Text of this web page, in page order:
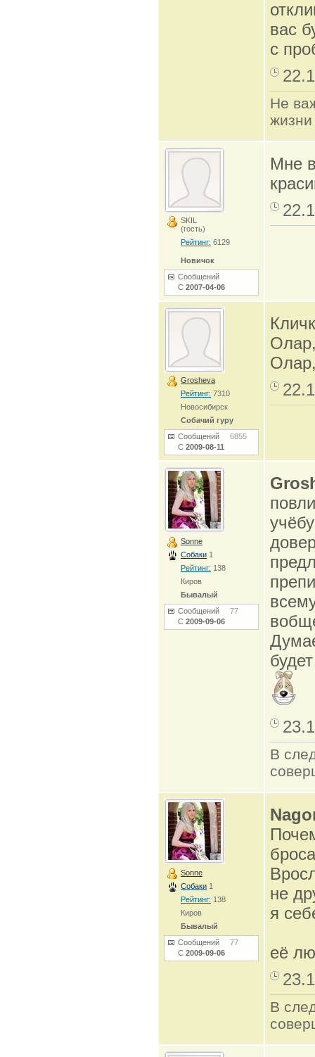
вас
с
Не
жизни
SKIL
(гость)
Рейтинг: 6129
Новичок
Сообщений
С 2007-04-06
Мне
Grosheva
Рейтинг: 7310
Новосибирск
Собачий гуру
Сообщений 6855
С 2009-08-11
Sonne
Собаки 1
Рейтинг: 138
Киров
Бывалый
Сообщений 77
С 2009-09-06
В
Sonne
Собаки 1
Рейтинг: 138
Киров
Бывалый
Сообщений 77
С 2009-09-06
не
я
её
В